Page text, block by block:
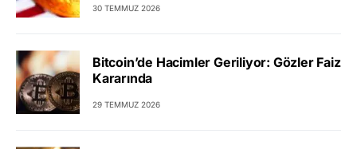
30 TEMMUZ 2026
Bitcoin’de Hacimler Geriliyor: Gözler Faiz
Kararında
29 TEMMUZ 2026